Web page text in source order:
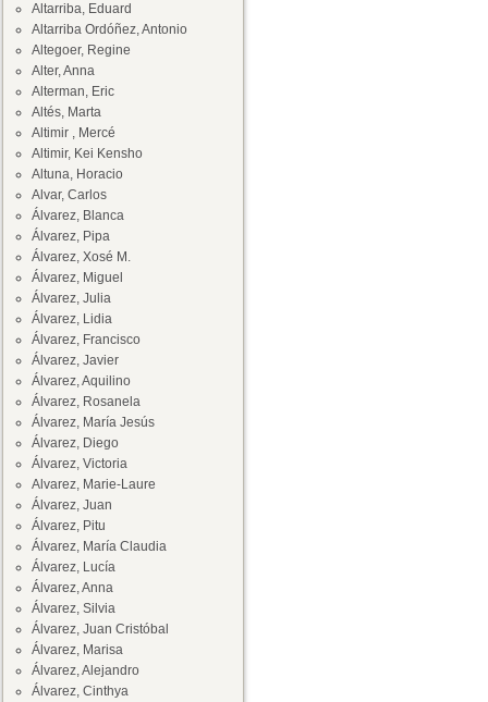
Altarriba, Eduard
Altarriba Ordóñez, Antonio
Altegoer, Regine
Alter, Anna
Alterman, Eric
Altés, Marta
Altimir , Mercé
Altimir, Kei Kensho
Altuna, Horacio
Alvar, Carlos
Álvarez, Blanca
Álvarez, Pipa
Álvarez, Xosé M.
Álvarez, Miguel
Álvarez, Julia
Álvarez, Lidia
Álvarez, Francisco
Álvarez, Javier
Álvarez, Aquilino
Álvarez, Rosanela
Álvarez, María Jesús
Álvarez, Diego
Álvarez, Victoria
Alvarez, Marie-Laure
Álvarez, Juan
Álvarez, Pitu
Álvarez, María Claudia
Álvarez, Lucía
Álvarez, Anna
Álvarez, Silvia
Álvarez, Juan Cristóbal
Álvarez, Marisa
Álvarez, Alejandro
Álvarez, Cinthya